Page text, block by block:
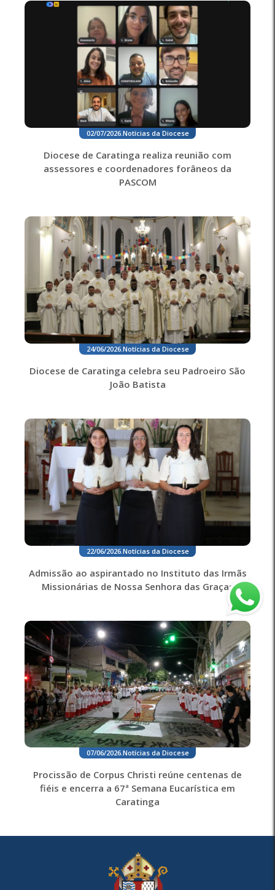
02/07/2026. Notícias da Diocese
Diocese de Caratinga realiza reunião com
assessores e coordenadores forâneos da
PASCOM
24/06/2026. Notícias da Diocese
Diocese de Caratinga celebra seu Padroeiro São
João Batista
22/06/2026. Notícias da Diocese
Admissão ao aspirantado no Instituto das Irmãs
Missionárias de Nossa Senhora das Graças
07/06/2026.Notícias da Diocese
Procissão de Corpus Christi reúne centenas de
fiéis e encerra a 67ª Semana Eucarística em
Caratinga